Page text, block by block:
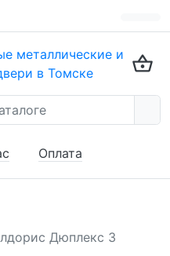
Оплата
Дюплекс 3